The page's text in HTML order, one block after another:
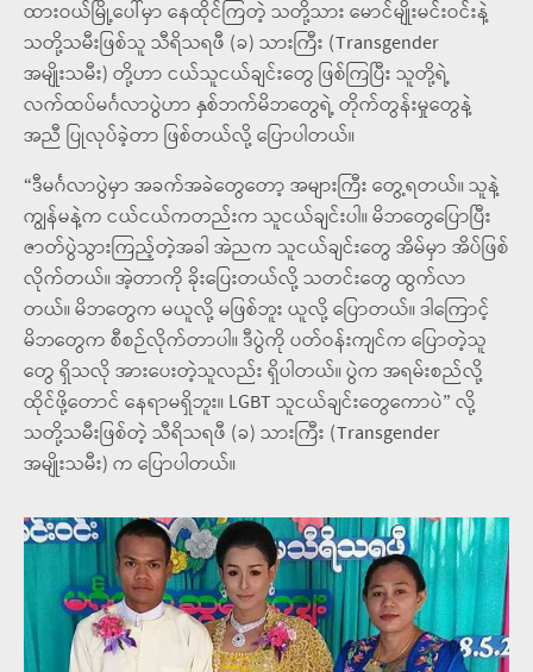
ထားဝယ်မြို့ပေါ်မှာ နေထိုင်ကြတဲ့ သတို့သား မောင်မျိုးမင်းဝင်းနဲ့
သတို့သမီးဖြစ်သူ သီရိသရဖီ (ခ) သားကြီး (Transgender
အမျိုးသမီး) တို့ဟာ ငယ်သူငယ်ချင်းတွေ ဖြစ်ကြပြီး သူတို့ရဲ့
လက်ထပ်မင်္ဂလာပွဲဟာ နှစ်ဘက်မိဘတွေရဲ့ တိုက်တွန်းမှုတွေနဲ့
အညီ ပြုလုပ်ခဲ့တာ ဖြစ်တယ်လို့ ပြောပါတယ်။
“ဒီမင်္ဂလာပွဲမှာ အခက်အခဲတွေတော့ အများကြီး တွေ့ရတယ်။ သူနဲ့
ကျွန်မနဲ့က ငယ်ငယ်ကတည်းက သူငယ်ချင်းပါ။ မိဘတွေပြောပြီး
ဇာတ်ပွဲသွားကြည့်တဲ့အခါ အဲညက သူငယ်ချင်းတွေ အိမ်မှာ အိပ်ဖြစ်
လိုက်တယ်။ အဲ့တာကို ခိုးပြေးတယ်လို့ သတင်းတွေ ထွက်လာ
တယ်။ မိဘတွေက မယူလို့ မဖြစ်ဘူး ယူလို့ ပြောတယ်။ ဒါကြောင့်
မိဘတွေက စီစဉ်လိုက်တာပါ။ ဒီပွဲကို ပတ်ဝန်းကျင်က ပြောတဲ့သူ
တွေ ရှိသလို အားပေးတဲ့သူလည်း ရှိပါတယ်။ ပွဲက အရမ်းစည်လို့
ထိုင်ဖို့တောင် နေရာမရှိဘူး။ LGBT သူငယ်ချင်းတွေကောပဲ” လို့
သတို့သမီးဖြစ်တဲ့ သီရိသရဖီ (ခ) သားကြီး (Transgender
အမျိုးသမီး) က ပြောပါတယ်။